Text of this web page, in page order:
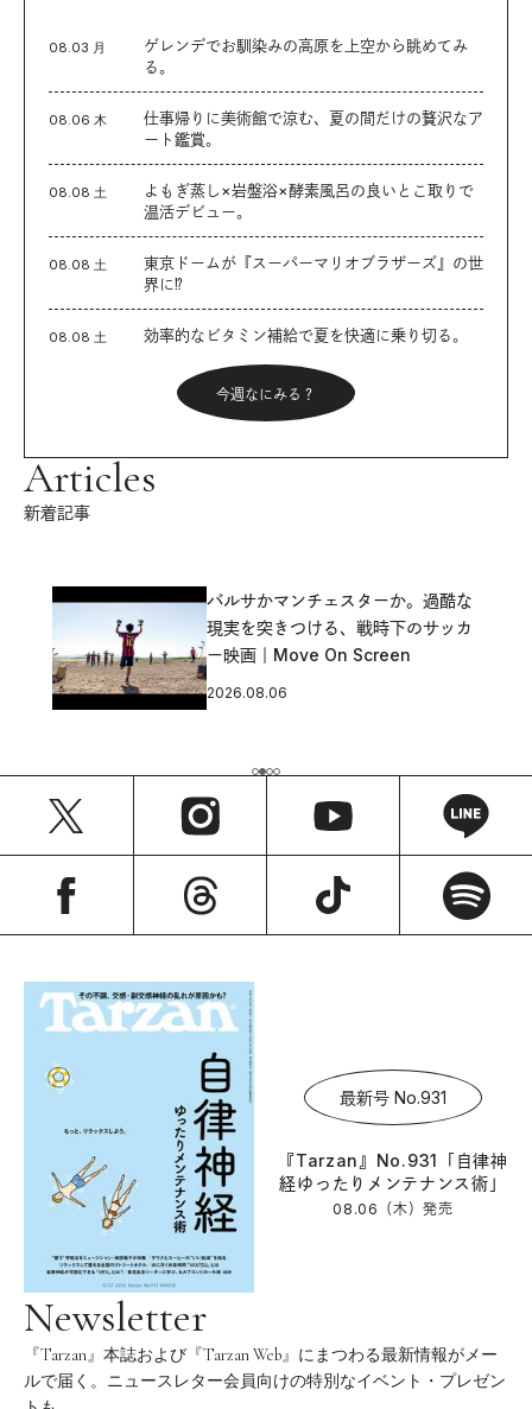
08.03 月
ゲレンデでお馴染みの高原を上空から眺めてみ
る。
08.06 木
仕事帰りに美術館で涼む、夏の間だけの贅沢なア
ート鑑賞。
08.08 土
よもぎ蒸し×岩盤浴×酵素風呂の良いとこ取りで
温活デビュー。
08.08 土
東京ドームが『スーパーマリオブラザーズ』の世
界に⁉︎
08.08 土 効率的なビタミン補給で夏を快適に乗り切る。
今週なにみる？
Articles
新着記事
バルサかマンチェスターか。過酷な
現実を突きつける、戦時下のサッカ
ー映画｜Move On Screen
2026.08.06
最新号 No.931
『Tarzan』No.931「自律神
経ゆったりメンテナンス術」
08.06（木）発売
Newsletter
『Tarzan』本誌および『Tarzan Web』にまつわる最新情報がメー
ルで届く。ニュースレター会員向けの特別なイベント・プレゼン